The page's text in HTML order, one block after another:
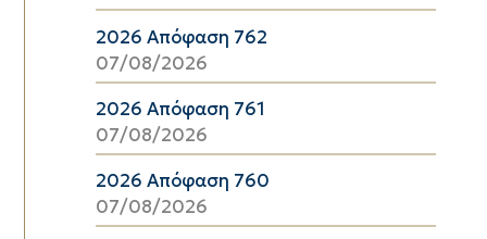
2026 Απόφαση 762
07/08/2026
2026 Απόφαση 761
07/08/2026
2026 Απόφαση 760
07/08/2026